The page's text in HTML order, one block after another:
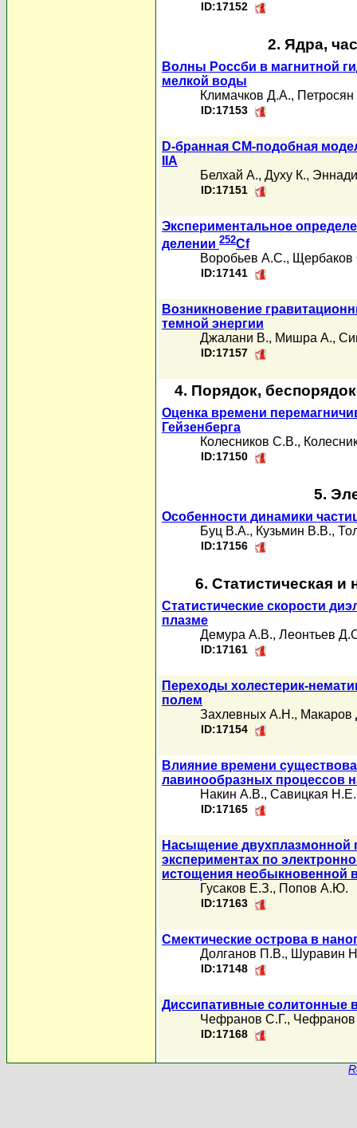
ID:17152
2. Ядра,
Волны Россби в магнитной
мелкой воды
Климачков Д.А.,
ID:17153
D-бранная СМ-подобная
IIA
Белхай А., Духу К.,
ID:17151
Экспериментальное
делении 252Cf
Воробьев А.С.,
ID:17141
Возникновение
темной энергии
Джалани В., Мишра А.,
ID:17157
4. Порядок,
Оценка времени
Гейзенберга
Колесников С.В.,
ID:17150
5.
Особенности динамики
Буц В.А., Кузьмин В.В.,
ID:17156
6. Статистическая
Статистические скорости
плазме
Демура А.В., Леонтьев
ID:17161
Переходы холестерик-
полем
Захлевных А.Н., Макаров
ID:17154
Влияние времени
лавинообразных процессов
Накин А.В., Савицкая Н.Е.
ID:17165
Насыщение двухплазмонной
экспериментах по
истощения необыкновенной
Гусаков Е.З., Попов А.Ю.
ID:17163
Смектические острова в
Долганов П.В., Шуравин
ID:17148
Диссипативные солитонные
Чефранов С.Г., Чефранов
ID:17168